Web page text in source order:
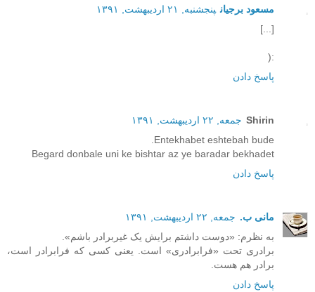
مسعود برجیان پنجشنبه, ۲۱ اردیبهشت, ۱۳۹۱
[...]
:(
پاسخ دادن
Shirin جمعه, ۲۲ اردیبهشت, ۱۳۹۱
Entekhabet eshtebah bude.
Begard donbale uni ke bishtar az ye baradar bekhadet
پاسخ دادن
مانی ب. جمعه, ۲۲ اردیبهشت, ۱۳۹۱
به نظرم: «دوست داشتم برایش یک غیربرادر باشم».
برادری تحت «فرابرادری» است. یعنی کسی که فرابرادر است،
برادر هم هست.
پاسخ دادن